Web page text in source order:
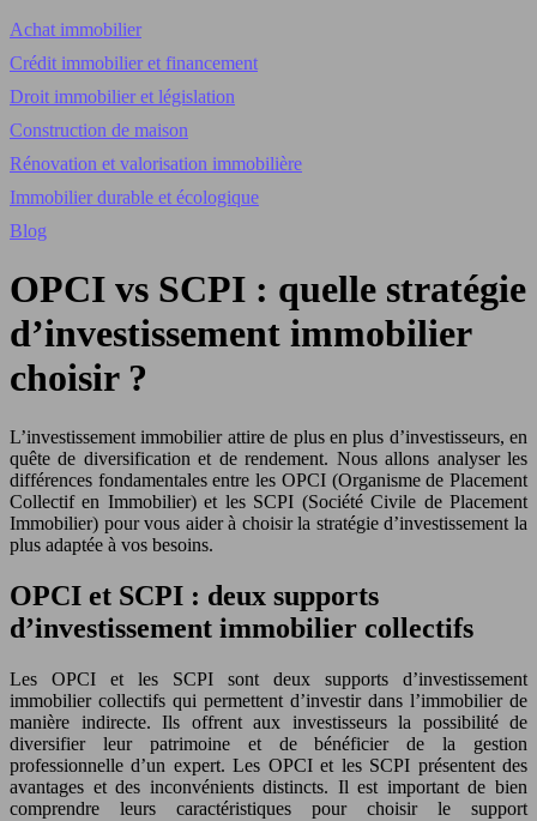
Achat immobilier
Crédit immobilier et financement
Droit immobilier et législation
Construction de maison
Rénovation et valorisation immobilière
Immobilier durable et écologique
Blog
OPCI vs SCPI : quelle stratégie
d’investissement immobilier
choisir ?
L’investissement immobilier attire de plus en plus d’investisseurs, en
quête de diversification et de rendement. Nous allons analyser les
différences fondamentales entre les OPCI (Organisme de Placement
Collectif en Immobilier) et les SCPI (Société Civile de Placement
Immobilier) pour vous aider à choisir la stratégie d’investissement la
plus adaptée à vos besoins.
OPCI et SCPI : deux supports
d’investissement immobilier collectifs
Les OPCI et les SCPI sont deux supports d’investissement
immobilier collectifs qui permettent d’investir dans l’immobilier de
manière indirecte. Ils offrent aux investisseurs la possibilité de
diversifier leur patrimoine et de bénéficier de la gestion
professionnelle d’un expert. Les OPCI et les SCPI présentent des
avantages et des inconvénients distincts. Il est important de bien
comprendre leurs caractéristiques pour choisir le support